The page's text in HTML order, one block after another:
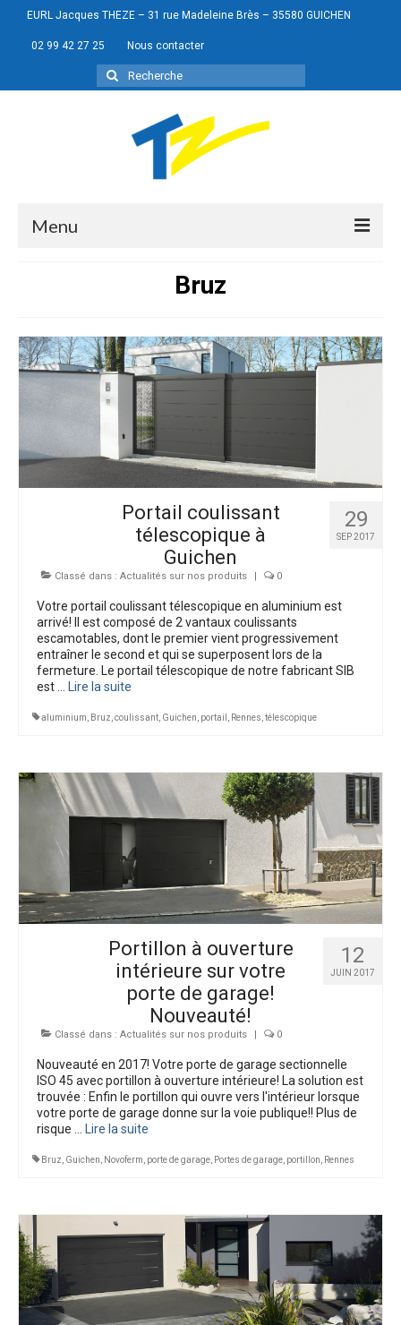
EURL Jacques THEZE – 31 rue Madeleine Brès – 35580 GUICHEN
02 99 42 27 25 Nous contacter
Rechercher
:
Menu
Menuiseries
Portails
Bien-être extérieur
Interphones
Nos Réalisations
Bruz
29
SEP 2017
Portail coulissant
télescopique à
Guichen
Classé dans : Actualités sur nos produits 0
Votre portail coulissant télescopique en aluminium est
arrivé! Il est composé de 2 vantaux coulissants
escamotables, dont le premier vient progressivement
entraîner le second et qui se superposent lors de la
fermeture. Le portail télescopique de notre fabricant SIB
est …
Lire la suite­­
aluminium Bruz coulissant Guichen portail Rennes télescopique
12
JUIN 2017
Portillon à ouverture
intérieure sur votre
porte de garage!
Nouveauté!
Classé dans : Actualités sur nos produits 0
Nouveauté en 2017! Votre porte de garage sectionnelle
ISO 45 avec portillon à ouverture intérieure! La solution est
trouvée : Enfin le portillon qui ouvre vers l'intérieur lorsque
votre porte de garage donne sur la voie publique!! Plus de
risque … Lire la suite­­
Bruz, Guichen, Novoferm, porte de garage, Portes de garage, portillon, Rennes